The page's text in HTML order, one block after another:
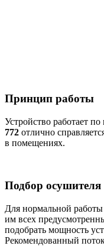
Принцип работы
Устройство работает
772 отлично
в помещениях.
Подбор осушителя
Для нормальной
им всех
подобрать мощность
Рекомендованный